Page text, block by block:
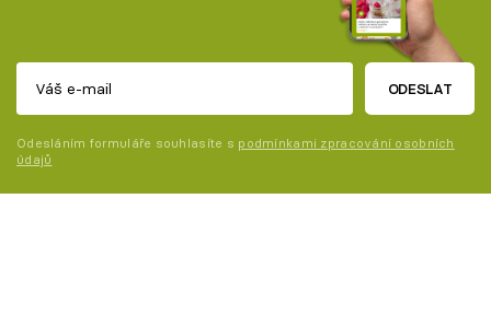
ODESLAT
Odesláním formuláře souhlasíte s podmínkami zpracování osobních
údajů